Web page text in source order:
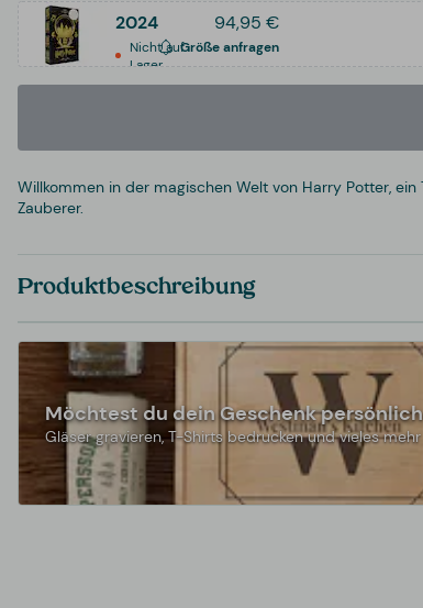
2024 94,95 €
Nicht auf
Lager
Größe anfragen
Willkommen in der magischen Welt von Harry Potter,
Zauberer.
Produktbeschreibung
Möchtest du dein Geschenk
Gläser gravieren, T-Shirts bedrucken und vieles